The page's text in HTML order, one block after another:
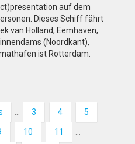
auf dem
Dieses Schiff fährt
van Holland, Eemhaven,
(Noordkant),
ist Rotterdam.
… 3 4 5
10 11 …